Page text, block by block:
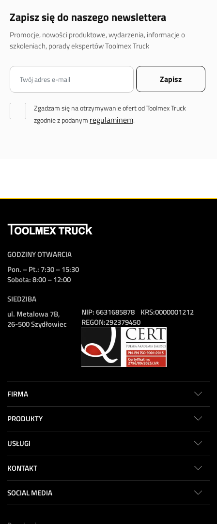
Zapisz się do naszego newslettera
Promocje, nowości produktowe, wydarzenia, informacje o
szkoleniach, porady ekspertów Toolmex Truck
Zgadzam się na otrzymywanie ofert od Toolmex Truck
zgodnie z podanym regulaminem.
GODZINY OTWARCIA
Pon. – Pt.: 7:30 – 15:30
Sobota: 8:00 – 12:00
SIEDZIBA
ul. Metalowa 7B,
26-500 Szydłowiec
NIP:6631685878
REGON:292379450
KRS:0000001212
FIRMA
PRODUKTY
USŁUGI
KONTAKT
SOCIAL MEDIA